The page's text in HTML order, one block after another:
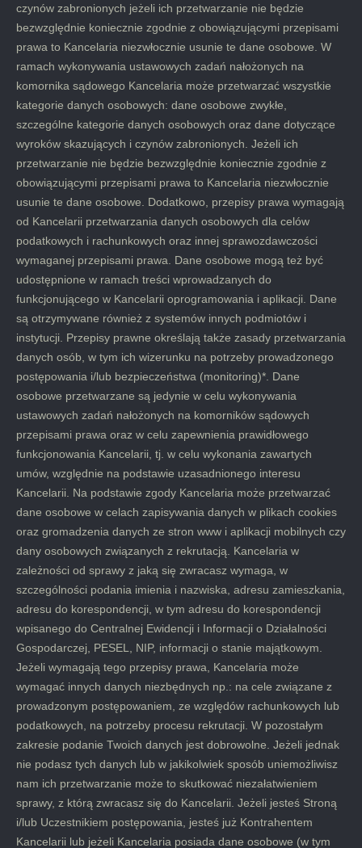
czynów zabronionych jeżeli ich przetwarzanie nie będzie
bezwzględnie koniecznie zgodnie z obowiązującymi przepisami
prawa to Kancelaria niezwłocznie usunie te dane osobowe. W
ramach wykonywania ustawowych zadań nałożonych na
komornika sądowego Kancelaria może przetwarzać wszystkie
kategorie danych osobowych: dane osobowe zwykłe,
szczególne kategorie danych osobowych oraz dane dotyczące
wyroków skazujących i czynów zabronionych. Jeżeli ich
przetwarzanie nie będzie bezwzględnie koniecznie zgodnie z
obowiązującymi przepisami prawa to Kancelaria niezwłocznie
usunie te dane osobowe. Dodatkowo, przepisy prawa wymagają
od Kancelarii przetwarzania danych osobowych dla celów
podatkowych i rachunkowych oraz innej sprawozdawczości
wymaganej przepisami prawa. Dane osobowe mogą też być
udostępnione w ramach treści wprowadzanych do
funkcjonującego w Kancelarii oprogramowania i aplikacji. Dane
są otrzymywane również z systemów innych podmiotów i
instytucji. Przepisy prawne określają także zasady przetwarzania
danych osób, w tym ich wizerunku na potrzeby prowadzonego
postępowania i/lub bezpieczeństwa (monitoring)*. Dane
osobowe przetwarzane są jedynie w celu wykonywania
ustawowych zadań nałożonych na komorników sądowych
przepisami prawa oraz w celu zapewnienia prawidłowego
funkcjonowania Kancelarii, tj. w celu wykonania zawartych
umów, względnie na podstawie uzasadnionego interesu
Kancelarii. Na podstawie zgody Kancelaria może przetwarzać
dane osobowe w celach zapisywania danych w plikach cookies
oraz gromadzenia danych ze stron www i aplikacji mobilnych czy
dany osobowych związanych z rekrutacją. Kancelaria w
zależności od sprawy z jaką się zwracasz wymaga, w
szczególności podania imienia i nazwiska, adresu zamieszkania,
adresu do korespondencji, w tym adresu do korespondencji
wpisanego do Centralnej Ewidencji i Informacji o Działalności
Gospodarczej, PESEL, NIP, informacji o stanie majątkowym.
Jeżeli wymagają tego przepisy prawa, Kancelaria może
wymagać innych danych niezbędnych np.: na cele związane z
prowadzonym postępowaniem, ze względów rachunkowych lub
podatkowych, na potrzeby procesu rekrutacji. W pozostałym
zakresie podanie Twoich danych jest dobrowolne. Jeżeli jednak
nie podasz tych danych lub w jakikolwiek sposób uniemożliwisz
nam ich przetwarzanie może to skutkować niezałatwieniem
sprawy, z którą zwracasz się do Kancelarii. Jeżeli jesteś Stroną
i/lub Uczestnikiem postępowania, jesteś już Kontrahentem
Kancelarii lub jeżeli Kancelaria posiada dane osobowe (w tym